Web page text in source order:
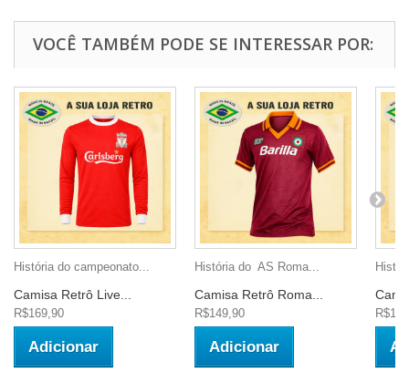
VOCÊ TAMBÉM PODE SE INTERESSAR POR:
História do campeonato...
Camisa Retrô Live...
R$169,90
Adicionar
História do AS Roma...
Camisa Retrô Roma...
R$149,90
Adicionar